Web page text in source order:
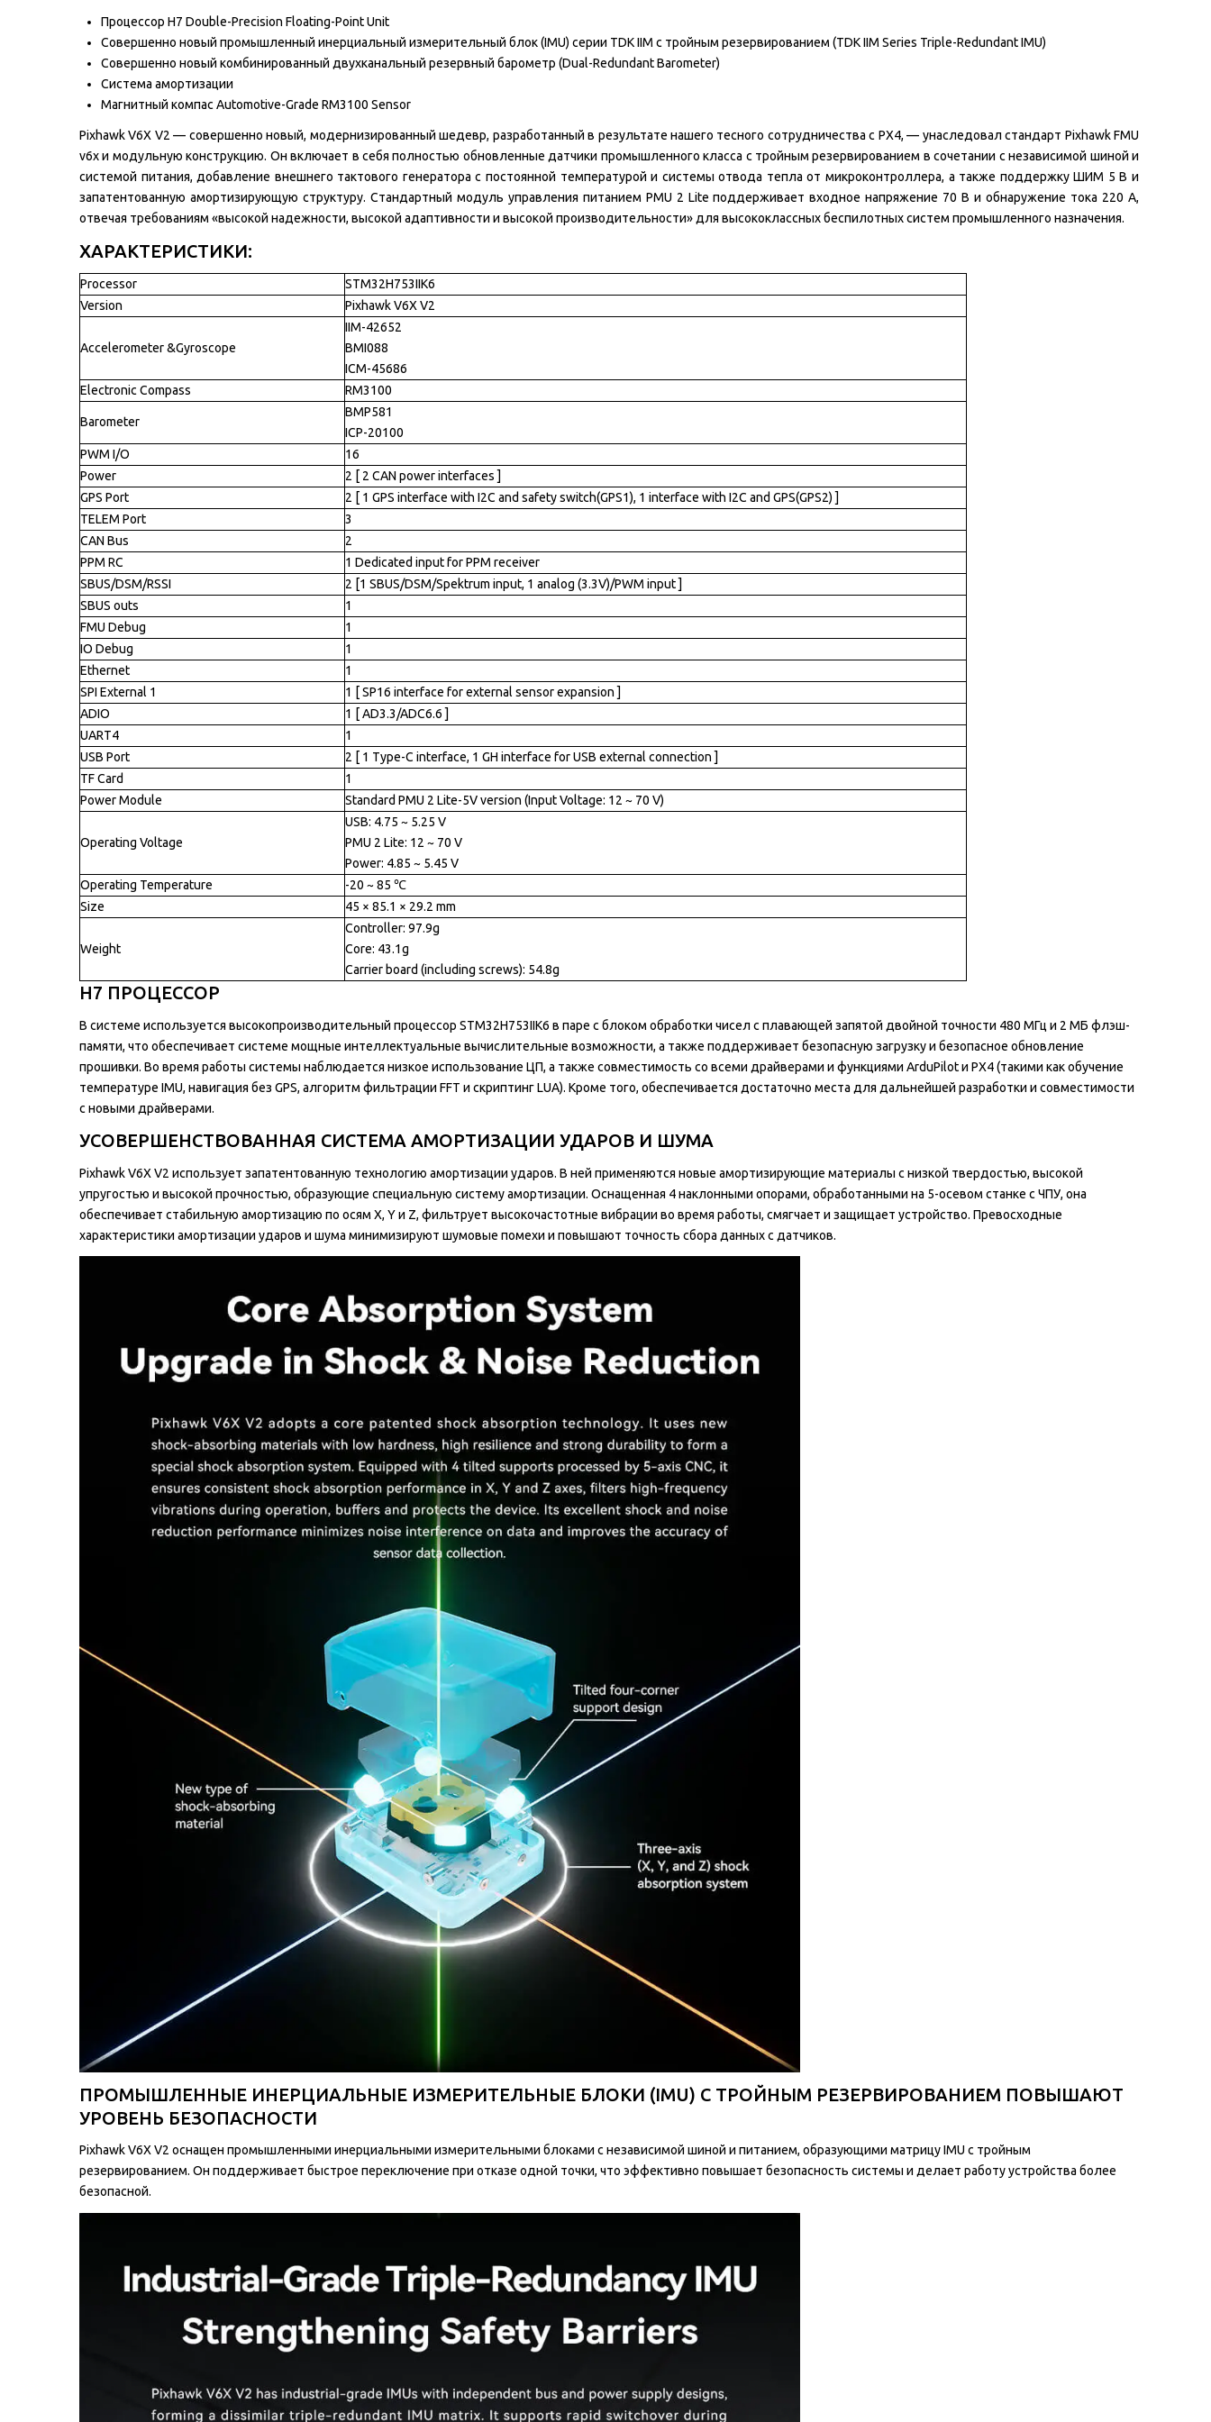
Процессор H7 Double-Precision Floating-Point Unit
Совершенно новый промышленный инерциальный измерительный блок (IMU) серии TDK IIM с тройным резервированием (TDK IIM Series Triple-Redundant IMU)
Совершенно новый комбинированный двухканальный резервный барометр (Dual-Redundant Barometer)
Система амортизации
Магнитный компас Automotive-Grade RM3100 Sensor
Pixhawk V6X V2 — совершенно новый, модернизированный шедевр, разработанный в результате нашего тесного сотрудничества с PX4, — унаследовал стандарт Pixhawk FMU
v6x и модульную конструкцию. Он включает в себя полностью обновленные датчики промышленного класса с тройным резервированием в сочетании с независимой шиной и
системой питания, добавление внешнего тактового генератора с постоянной температурой и системы отвода тепла от микроконтроллера, а также поддержку ШИМ 5 В и
запатентованную амортизирующую структуру. Стандартный модуль управления питанием PMU 2 Lite поддерживает входное напряжение 70 В и обнаружение тока 220 А,
отвечая требованиям «высокой надежности, высокой адаптивности и высокой производительности» для высококлассных беспилотных систем промышленного назначения.
ХАРАКТЕРИСТИКИ:
Processor
STM32H753IIK6
Version
Pixhawk V6X V2
Accelerometer &Gyroscope
IIM-42652
BMI088
ICM-45686
Electronic Compass
RM3100
Barometer
BMP581
ICP-20100
PWM I/O
16
Power
2 [ 2 CAN power interfaces ]
GPS Port
2 [ 1 GPS interface with I2C and safety switch(GPS1), 1 interface with I2C and GPS(GPS2) ]
TELEM Port
3
CAN Bus
2
PPM RC
1 Dedicated input for PPM receiver
SBUS/DSM/RSSI
2 [1 SBUS/DSM/Spektrum input, 1 analog (3.3V)/PWM input ]
SBUS outs
1
FMU Debug
1
IO Debug
1
Ethernet
1
SPI External 1
1 [ SP16 interface for external sensor expansion ]
ADIO
1 [ AD3.3/ADC6.6 ]
UART4
1
USB Port
2 [ 1 Type-C interface, 1 GH interface for USB external connection ]
TF Card
1
Power Module
Standard PMU 2 Lite-5V version (Input Voltage: 12 ~ 70 V)
Operating Voltage
USB: 4.75 ~ 5.25 V
PMU 2 Lite: 12 ~ 70 V
Power: 4.85 ~ 5.45 V
Operating Temperature
-20 ~ 85 ℃
Size
45 × 85.1 × 29.2 mm
Weight
Controller: 97.9g
Core: 43.1g
Carrier board (including screws): 54.8g
H7 ПРОЦЕССОР
В системе используется высокопроизводительный процессор STM32H753IIK6 в паре с блоком обработки чисел с плавающей запятой двойной точности 480 МГц и 2 МБ флэш-
памяти, что обеспечивает системе мощные интеллектуальные вычислительные возможности, а также поддерживает безопасную загрузку и безопасное обновление
прошивки. Во время работы системы наблюдается низкое использование ЦП, а также совместимость со всеми драйверами и функциями ArduPilot и PX4 (такими как обучение
температуре IMU, навигация без GPS, алгоритм фильтрации FFT и скриптинг LUA). Кроме того, обеспечивается достаточно места для дальнейшей разработки и совместимости
с новыми драйверами.
УСОВЕРШЕНСТВОВАННАЯ СИСТЕМА АМОРТИЗАЦИИ УДАРОВ И ШУМА
Pixhawk V6X V2 использует запатентованную технологию амортизации ударов. В ней применяются новые амортизирующие материалы с низкой твердостью, высокой
упругостью и высокой прочностью, образующие специальную систему амортизации. Оснащенная 4 наклонными опорами, обработанными на 5-осевом станке с ЧПУ, она
обеспечивает стабильную амортизацию по осям X, Y и Z, фильтрует высокочастотные вибрации во время работы, смягчает и защищает устройство. Превосходные
характеристики амортизации ударов и шума минимизируют шумовые помехи и повышают точность сбора данных с датчиков.
ПРОМЫШЛЕННЫЕ ИНЕРЦИАЛЬНЫЕ ИЗМЕРИТЕЛЬНЫЕ БЛОКИ (IMU) С ТРОЙНЫМ РЕЗЕРВИРОВАНИЕМ ПОВЫШАЮТ
УРОВЕНЬ БЕЗОПАСНОСТИ
Pixhawk V6X V2 оснащен промышленными инерциальными измерительными блоками с независимой шиной и питанием, образующими матрицу IMU с тройным
резервированием. Он поддерживает быстрое переключение при отказе одной точки, что эффективно повышает безопасность системы и делает работу устройства более
безопасной.